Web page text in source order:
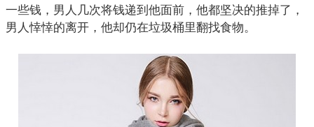
一些钱，男人几次将钱递到他面前，他都坚决的推掉了，
男人悻悻的离开，他却仍在垃圾桶里翻找食物。